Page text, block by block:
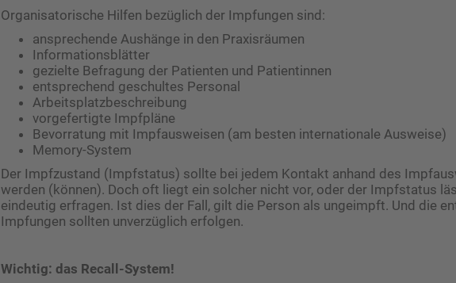
Organisatorische Hilfen bezüglich der Impfungen sind:
ansprechende Aushänge in den Praxisräumen
Informationsblätter
gezielte Befragung der Patienten und Patientinnen
entsprechend geschultes Personal
Arbeitsplatzbeschreibung
vorgefertigte Impfpläne
Bevorratung mit Impfausweisen (am besten internationale Ausweise)
Memory-System
Der Impfzustand (Impfstatus) sollte bei jedem Kontakt anhand des
werden (können). Doch oft liegt ein solcher nicht vor, oder der Impfstatus
eindeutig erfragen. Ist dies der Fall, gilt die Person als ungeimpft. Und die
Impfungen sollten unverzüglich erfolgen.
Wichtig: das Recall-System!